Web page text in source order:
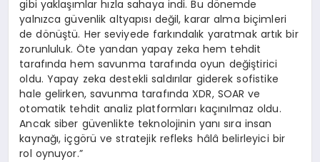
gibi yaklaşımlar hızla sahaya indi. Bu dönemde
yalnızca güvenlik altyapısı değil, karar alma biçimleri
de dönüştü. Her seviyede farkındalık yaratmak artık bir
zorunluluk. Öte yandan yapay zeka hem tehdit
tarafında hem savunma tarafında oyun değiştirici
oldu. Yapay zeka destekli saldırılar giderek sofistike
hale gelirken, savunma tarafında XDR, SOAR ve
otomatik tehdit analiz platformları kaçınılmaz oldu.
Ancak siber güvenlikte teknolojinin yanı sıra insan
kaynağı, içgörü ve stratejik refleks hâlâ belirleyici bir
rol oynuyor.”